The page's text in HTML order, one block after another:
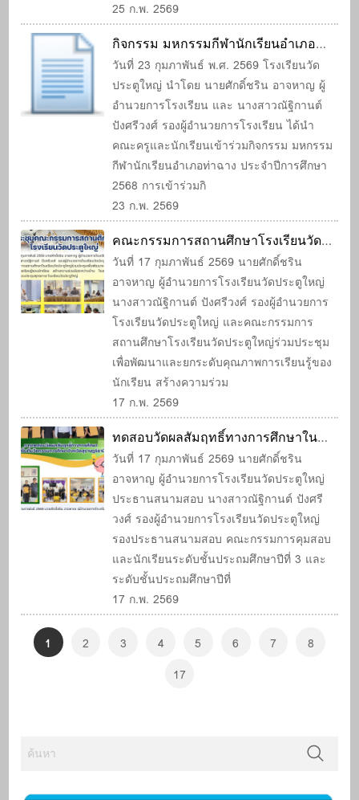
25 ก.พ. 2569
กิจกรรม มหกรรมกีฬานักเรียนอำเภอ
ท่าฉาง ประจำปีการศึกษา 2568
วันที่ 23 กุมภาพันธ์ พ.ศ. 2569 โรงเรียนวัด
ประตูใหญ่ นำโดย นายศักดิ์ชริน อาจหาญ ผู้
อำนวยการโรงเรียน และ นางสาวณัฐิกานต์
ปังศรีวงศ์ รองผู้อำนวยการโรงเรียน ได้นำ
คณะครูและนักเรียนเข้าร่วมกิจกรรม มหกรรม
กีฬานักเรียนอำเภอท่าฉาง ประจำปีการศึกษา
2568 การเข้าร่วมกิ
23 ก.พ. 2569
คณะกรรมการสถานศึกษาโรงเรียนวัด
ประตูใหญ่ร่วมประชุมเพื่อพัฒนาและยก
ระดับคุณภาพการเรียนรู้ของนักเรียน
วันที่ 17 กุมภาพันธ์ 2569 นายศักดิ์ชริน
อาจหาญ ผู้อำนวยการโรงเรียนวัดประตูใหญ่
นางสาวณัฐิกานต์ ปังศรีวงศ์ รองผู้อำนวยการ
โรงเรียนวัดประตูใหญ่ และคณะกรรมการ
สถานศึกษาโรงเรียนวัดประตูใหญ่ร่วมประชุม
เพื่อพัฒนาและยกระดับคุณภาพการเรียนรู้ของ
นักเรียน สร้างความร่วม
17 ก.พ. 2569
ทดสอบวัดผลสัมฤทธิ์ทางการศึกษาใน
พื้นที่นวัตกรรมการศึกษาจังหวัด
สุราษฎร์ธานี
วันที่ 17 กุมภาพันธ์ 2569 นายศักดิ์ชริน
อาจหาญ ผู้อำนวยการโรงเรียนวัดประตูใหญ่
ประธานสนามสอบ นางสาวณัฐิกานต์ ปังศรี
วงศ์ รองผู้อำนวยการโรงเรียนวัดประตูใหญ่
รองประธานสนามสอบ คณะกรรมการคุมสอบ
และนักเรียนระดับชั้นประถมศึกษาปีที่ 3 และ
ระดับชั้นประถมศึกษาปีที่
17 ก.พ. 2569
1 2 3 4 5 6 7
8
17